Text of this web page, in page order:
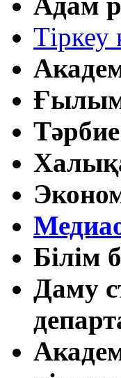
Тіркеу
Ғылым
Білім
Даму